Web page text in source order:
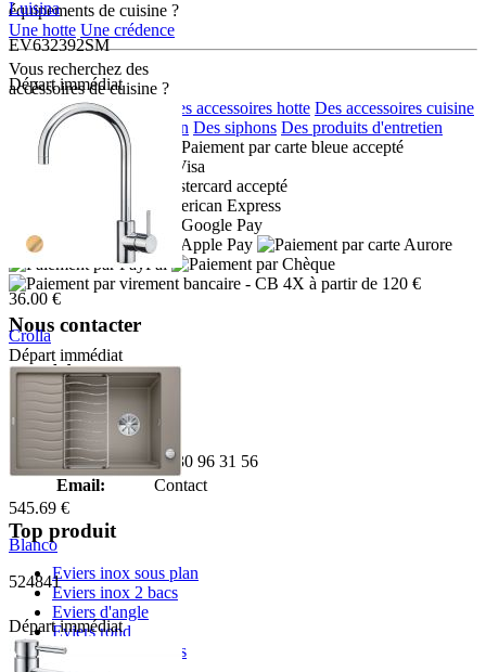
Luisina
EV632392SM
Départ immédiat
36.00 €
Crolla
7780VO
Départ immédiat
545.69 €
Blanco
524841
Départ immédiat
équipements de cuisine ?
Une hotte Une crédence
Vous recherchez des
accéssoires de cuisine ?
Des accessoires eviers
Des accessoires hotte Des accessoires cuisine
Des distributeurs de savon Des siphons Des produits d'entretien
Moyens de paiement :
- CB 4X à partir de 120 €
Nous contacter
Adresse:
Boulevard de l'Odet
Village des artisans
35740 PACE
Téléphone:
02 30 96 31 56
Email:
Contact
Top produit
Eviers inox sous plan
Eviers inox 2 bacs
Eviers d'angle
Eviers rond
Eviers granit 2 bacs